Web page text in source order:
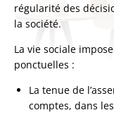
régularité des
la société.
La vie sociale
ponctuelles :
La tenue de
comptes, dans